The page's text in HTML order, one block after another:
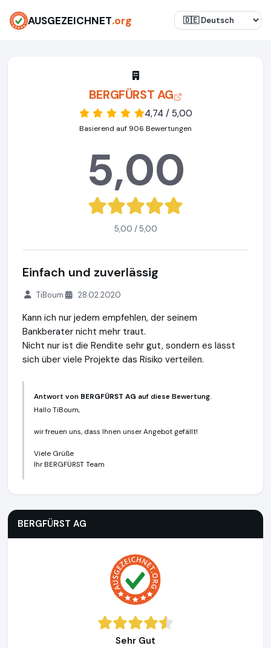
AUSGEZEICHNET.org
BERGFÜRST AG
4,74 / 5,00
Basierend auf 906 Bewertungen
5,00
5,00 / 5,00
Einfach und zuverlässig
TiBoum 28.02.2020
Kann ich nur jedem empfehlen, der seinem
Bankberater nicht mehr traut.
Nicht nur ist die Rendite sehr gut, sondern es lässt
sich über viele Projekte das Risiko verteilen.
Antwort von BERGFÜRST AG auf diese Bewertung.
Hallo TiBoum,
wir freuen uns, dass Ihnen unser Angebot gefällt!
Viele Grüße
Ihr BERGFÜRST Team
BERGFÜRST AG
Sehr Gut